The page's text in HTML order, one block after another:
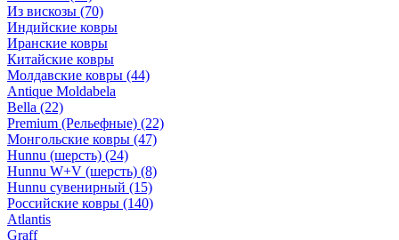
Из вискозы (70)
Индийские ковры
Иранские ковры
Китайские ковры
Молдавские ковры (44)
Antique Moldabela
Bella (22)
Premium (Рельефные) (22)
Монгольские ковры (47)
Hunnu (шерсть) (24)
Hunnu W+V (шерсть) (8)
Hunnu сувенирный (15)
Российские ковры (140)
Atlantis
Graff